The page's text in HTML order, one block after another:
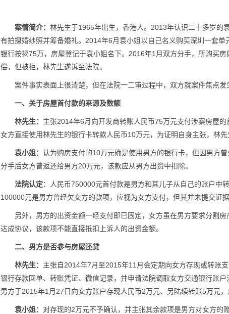
案情简介： 林先生于1965年出生，香港人。2013年认识二十多岁的
有拍摄婚纱照并筹备婚礼。2014年6月袁小姐以自己名义购买深圳一套单
银行按揭75万，房屋登记于袁小姐名下。2016年1月双方分手，所购买
偿，但被拒，林先生遂诉至法院。
案件事实表面上很清楚，但在法院一二审过程中，双方就案件焦点发
一、关于房屋首付款的来源及数额
林先生： 主张2014年6月向开发商转账人民币75万元支付涉案房屋
女方直接使用林先生的银行卡转款人民币10万元，为证明自身主张，林先
袁小姐： 认为购房支付的10万元确是使用男方的银行卡，但因男方
分手后女方曾返还给男方20万元，该款应从男方出资中扣除。
法院认定：人民币750000元首付款是男方和其儿子从自己的账户中
100000元是男方曾经欠女方的款项，应视为女方支付，但其并未提交证
另外，男方的出资金额一经支付即已固定，女方虽在男方要求分割
达成协议，该款项不能直接抵扣上诉人的出资金额。
二、男方是否参与房屋还贷
林先生： 主张自2014年7月至2015年11月会定期向女方存现或转账
银行存款回单、转账凭证、微信记录，并申请法院调取女方交通银行账
男方于2015年1月27日向女方账户存现人民币2万元、另陆续转账5万元，
袁小姐： 对存现的2万元不予确认，并主张其余款项是男方对女方的